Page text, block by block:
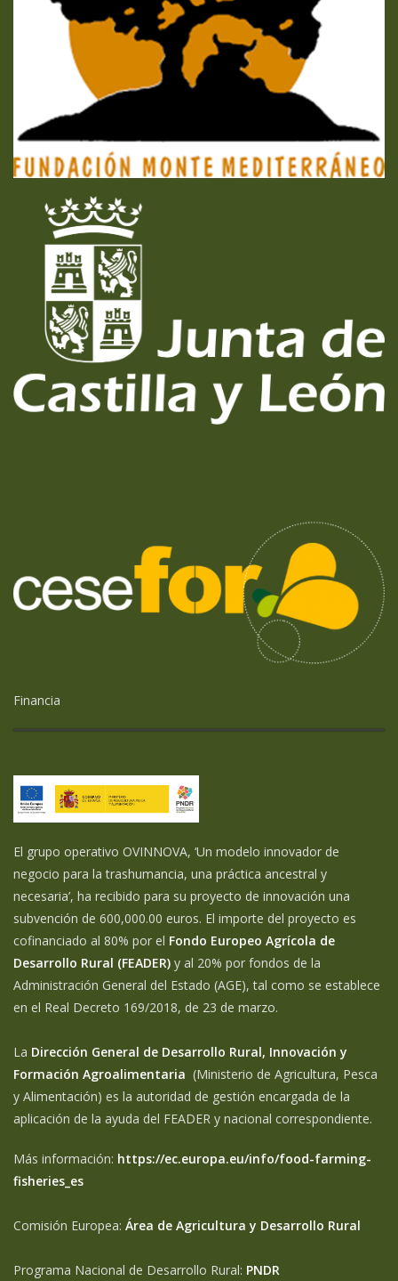
Financia
El grupo operativo OVINNOVA, ‘Un modelo innovador de
negocio para la trashumancia, una práctica ancestral y
necesaria’, ha recibido para su proyecto de innovación una
subvención de 600,000.00 euros. El importe del proyecto es
cofinanciado al 80% por el Fondo Europeo Agrícola de
Desarrollo Rural (FEADER) y al 20% por fondos de la
Administración General del Estado (AGE), tal como se establece
en el Real Decreto 169/2018, de 23 de marzo.
La Dirección General de Desarrollo Rural, Innovación y
Formación Agroalimentaria (Ministerio de Agricultura, Pesca
y Alimentación) es la autoridad de gestión encargada de la
aplicación de la ayuda del FEADER y nacional correspondiente.
Más información: https://ec.europa.eu/info/food-farming-
fisheries_es
Comisión Europea: Área de Agricultura y Desarrollo Rural
Programa Nacional de Desarrollo Rural: PNDR